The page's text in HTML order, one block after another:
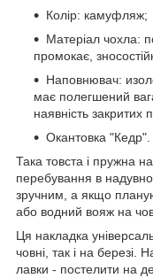
Колір: камуфляж;
Матеріал чохла:
промокає,
Наповнювач:
має полегшений вага
наявність закритих
Окантовка "Кедр".
Така товста і пружна
перебування в
зручним, а якщо
або водний вояж на
Ця накладка
човні, так і на березі.
лавки - постелити на